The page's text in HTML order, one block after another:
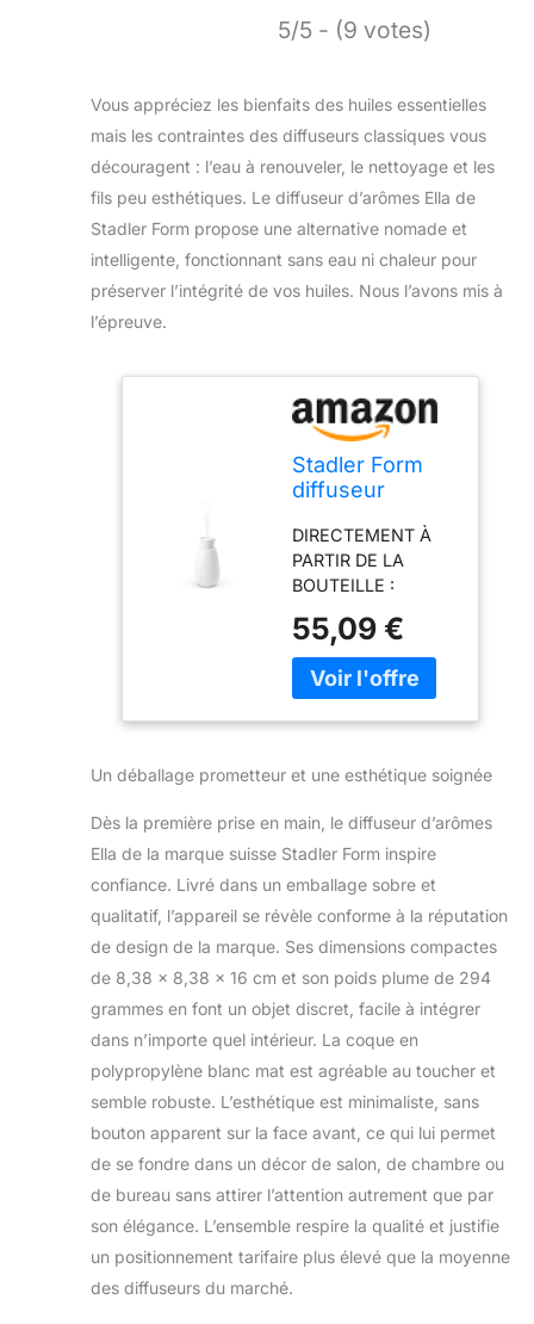
5/5 - (9 votes)
Vous appréciez les bienfaits des huiles essentielles
mais les contraintes des diffuseurs classiques vous
découragent : l’eau à renouveler, le nettoyage et les
fils peu esthétiques. Le diffuseur d’arômes Ella de
Stadler Form propose une alternative nomade et
intelligente, fonctionnant sans eau ni chaleur pour
préserver l’intégrité de vos huiles. Nous l’avons mis à
l’épreuve.
Stadler Form
diffuseur
sans Fil et Eau,
huiles
essentielles
DIRECTEMENT À
PARTIR DE LA
BOUTEILLE :
Ella est un système
de distribution
d’arôme intelligent
directement à partir
pour tous les
flacons d'huile de
10 et 15 ml PARFUM
INTENSIF : grâce à
son système de
d’arôme sans eau,
diffuseur Ella diffuse
un arôme naturel et
intense
UTILISATION PAR
BATTERIE : avec
une batterie, Ella
peut fonctionner
pendant environ 10
intensité 1) non-
stop ; si le capteur
55,09 €
Un déballage prometteur et une esthétique soignée
Dès la première prise en main, le diffuseur d’arômes
Ella de la marque suisse Stadler Form inspire
confiance. Livré dans un emballage sobre et
qualitatif, l’appareil se révèle conforme à la réputation
de design de la marque. Ses dimensions compactes
de 8,38 x 8,38 x 16 cm et son poids plume de 294
grammes en font un objet discret, facile à intégrer
dans n’importe quel intérieur. La coque en
polypropylène blanc mat est agréable au toucher et
semble robuste. L’esthétique est minimaliste, sans
bouton apparent sur la face avant, ce qui lui permet
de se fondre dans un décor de salon, de chambre ou
de bureau sans attirer l’attention autrement que par
son élégance. L’ensemble respire la qualité et justifie
un positionnement tarifaire plus élevé que la moyenne
des diffuseurs du marché.